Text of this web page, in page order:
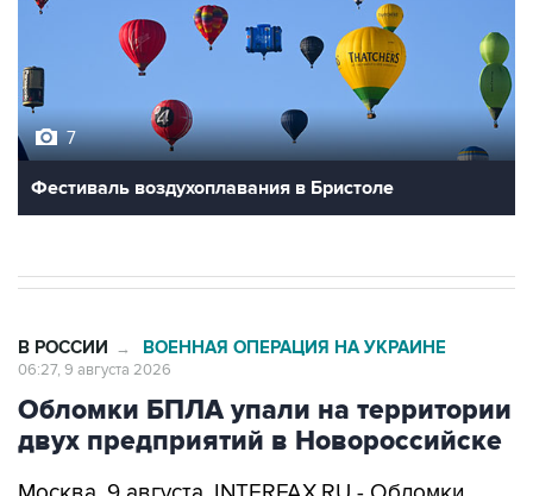
7
Фестиваль воздухоплавания в Бристоле
В РОССИИ → ВОЕННАЯ ОПЕРАЦИЯ НА УКРАИНЕ
06:27, 9 августа 2026
Обломки БПЛА упали на территории
двух предприятий в Новороссийске